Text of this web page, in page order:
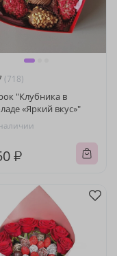
(718)
"Клубника в
«Яркий вкус»"
₽